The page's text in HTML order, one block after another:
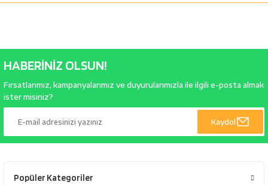
HABERİNİZ OLSUN!
Fırsatlarımız, kampanyalarımız ve duyurularımızla ile ilgili e-posta almak
ister misiniz?
Kaydol
Popüler Kategoriler